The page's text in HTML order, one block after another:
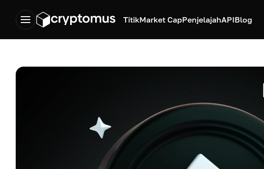
TitikMarket CapPenjelajahAPIBlog